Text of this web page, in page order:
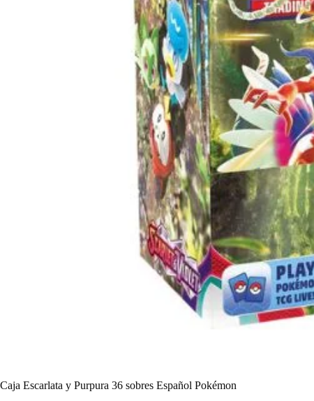
Caja Escarlata y Purpura 36 sobres Español Pokémon